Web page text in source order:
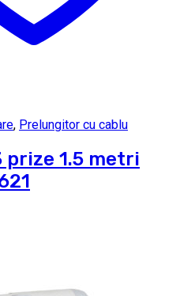
, Prelungitor cu cablu
1.5 metri